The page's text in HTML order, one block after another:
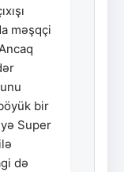
məşqçi
bir
Super
də